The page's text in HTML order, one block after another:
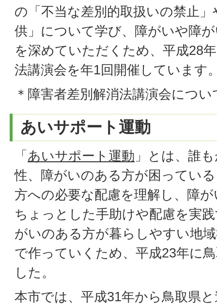
の「不当な差別的取扱いの禁止
供」について学び、障がいや障
を深めていただくため、平成28
法講演会を年1回開催しています
＊障害者差別解消法講演会につい
あいサポート運動
「 あいサポート運動 」とは、誰
性、障がいのある方が困ってい
方への必要な配慮を理解し、障
ちょっとした手助けや配慮を実
がいのある方が暮らしやすい地
で作っていくため、平成23年に
した。
本市では、平成31年から鳥取県